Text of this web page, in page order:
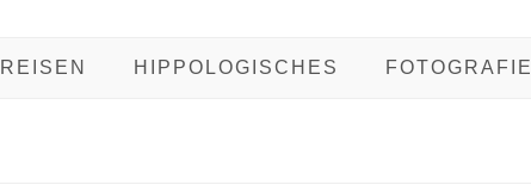
REISEN HIPPOLOGISCHES FOTOGRAFIE